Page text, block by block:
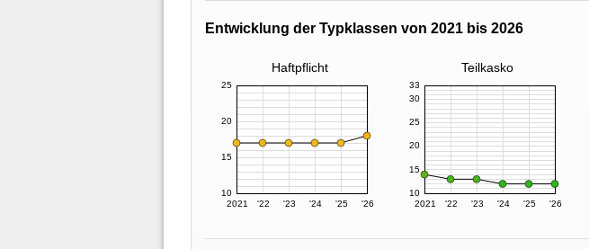
Entwicklung der Typklassen von 2021 bis 2026
Haftpflicht Teilkasko
2021 '22 '23 '24 '25 '26
10
15
20
25
2021 '22 '23 '24 '25 '26
10
15
20
25
30
33